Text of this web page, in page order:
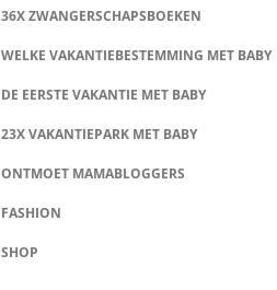
36X ZWANGERSCHAPSBOEKEN
WELKE VAKANTIEBESTEMMING MET BABY
DE EERSTE VAKANTIE MET BABY
23X VAKANTIEPARK MET BABY
ONTMOET MAMABLOGGERS
FASHION
SHOP